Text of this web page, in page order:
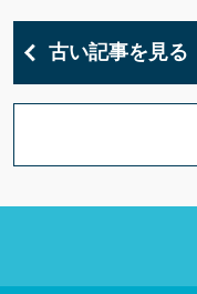
古い記事を見る